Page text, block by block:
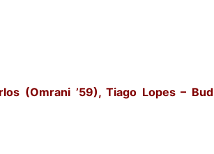
(Omrani ’59), Tiago Lopes – Bud